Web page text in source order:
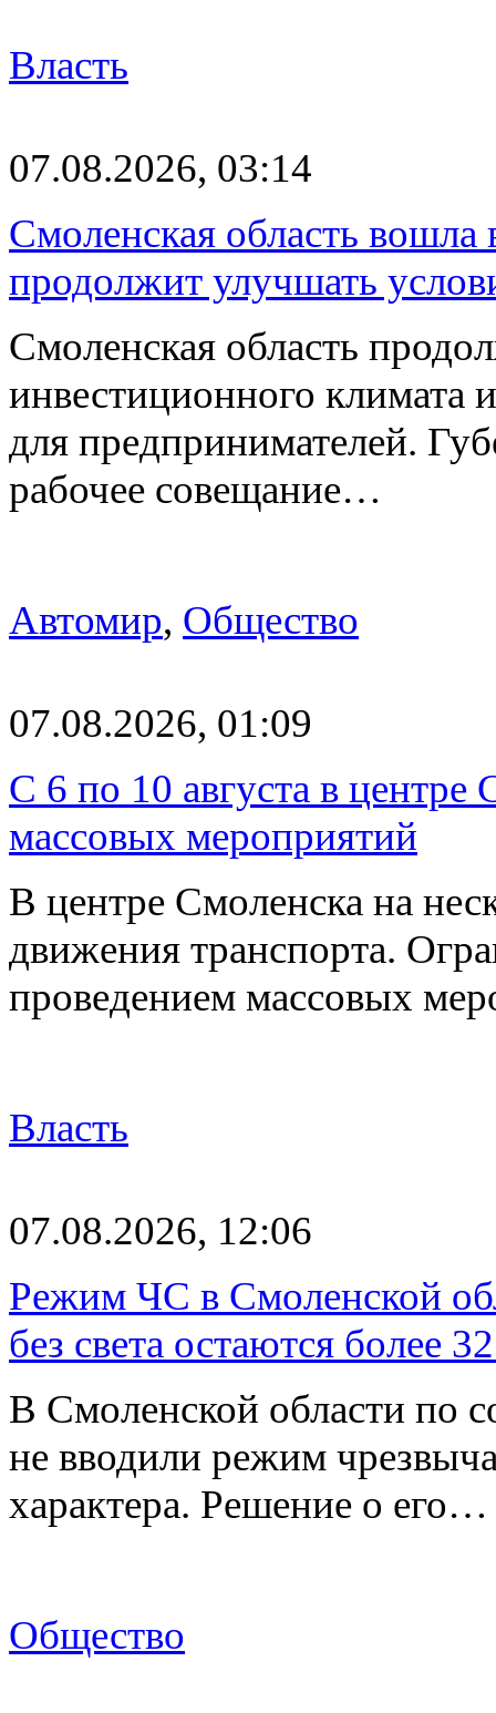
Власть
07.08.2026, 03:14
Смоленская область
продолжит улучшать
Смоленская область
инвестиционного климата
для предпринимателей.
рабочее совещание…
Автомир, Общество
07.08.2026, 01:09
С 6 по 10 августа в центре
массовых мероприятий
В центре Смоленска на
движения транспорта.
проведением массовых
Власть
07.08.2026, 12:06
Режим ЧС в Смоленской
без света остаются более
В Смоленской области по
не вводили режим
характера. Решение о его…
Общество